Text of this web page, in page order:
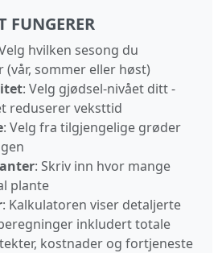
FUNGERER
hvilken sesong du
sommer eller høst)
: Velg gjødsel-nivået ditt -
reduserer veksttid
: Velg fra tilgjengelige grøder
: Skriv inn hvor mange
plante
: Kalkulatoren viser detaljerte
inkludert totale
kostnader og fortjeneste